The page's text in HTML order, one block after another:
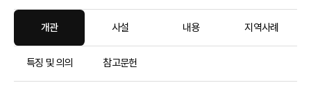
개관 사설 내용 지역사례
특징 및 의의 참고문헌